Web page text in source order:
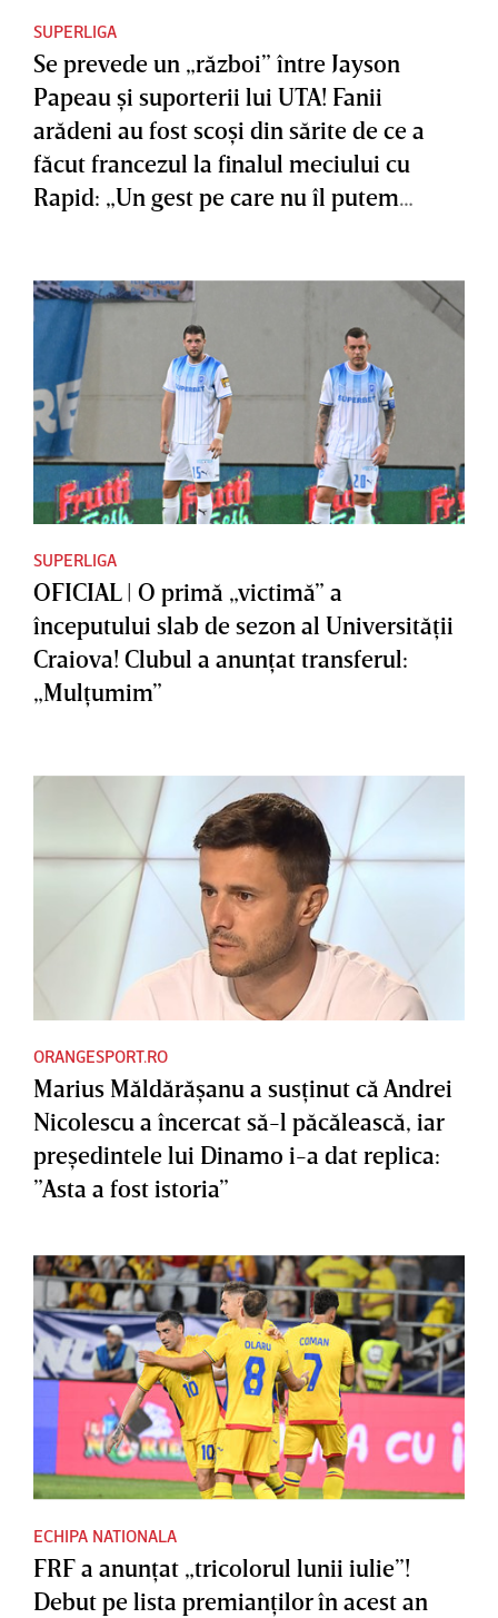
SUPERLIGA
Se prevede un „război” între Jayson
Papeau şi suporterii lui UTA! Fanii
arădeni au fost scoşi din sărite de ce a
făcut francezul la finalul meciului cu
Rapid: „Un gest pe care nu îl putem
SUPERLIGA
OFICIAL | O primă „victimă” a
începutului slab de sezon al Universităţii
Craiova! Clubul a anunţat transferul:
„Mulţumim”
ORANGESPORT.RO
Marius Măldărăşanu a susţinut că Andrei
Nicolescu a încercat să-l păcălească, iar
preşedintele lui Dinamo i-a dat replica:
”Asta a fost istoria”
ECHIPA NATIONALA
FRF a anunţat „tricolorul lunii iulie”!
Debut pe lista premianţilor în acest an